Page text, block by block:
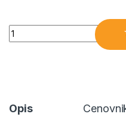
Lampa Riga količina
Opis